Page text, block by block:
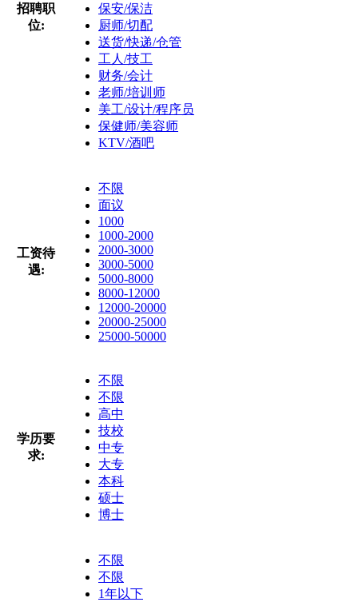
招聘职
位:
保安/保洁
厨师/切配
送货/快递/仓管
工人/技工
财务/会计
老师/培训师
美工/设计/程序员
保健师/美容师
KTV/酒吧
工资待
遇:
不限
面议
1000
1000-2000
2000-3000
3000-5000
5000-8000
8000-12000
12000-20000
20000-25000
25000-50000
学历要
求:
不限
不限
高中
技校
中专
大专
本科
硕士
博士
不限
不限
1年以下